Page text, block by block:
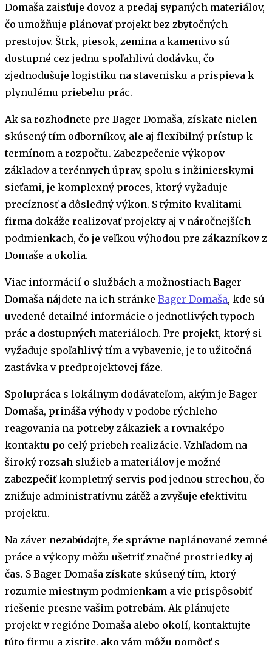
Domaša zaisťuje dovoz a predaj sypaných materiálov,
čo umožňuje plánovať projekt bez zbytočných
prestojov. Štrk, piesok, zemina a kamenivo sú
dostupné cez jednu spoľahlivú dodávku, čo
zjednodušuje logistiku na stavenisku a prispieva k
plynulému priebehu prác.
Ak sa rozhodnete pre Bager Domaša, získate nielen
skúsený tím odborníkov, ale aj flexibilný prístup k
termínom a rozpočtu. Zabezpečenie výkopov
základov a terénnych úprav, spolu s inžinierskymi
sieťami, je komplexný proces, ktorý vyžaduje
precíznosť a dôsledný výkon. S týmito kvalitami
firma dokáže realizovať projekty aj v náročnejších
podmienkach, čo je veľkou výhodou pre zákazníkov z
Domaše a okolia.
Viac informácií o službách a možnostiach Bager
Domaša nájdete na ich stránke Bager Domaša, kde sú
uvedené detailné informácie o jednotlivých typoch
prác a dostupných materiáloch. Pre projekt, ktorý si
vyžaduje spoľahlivý tím a vybavenie, je to užitočná
zastávka v predprojektovej fáze.
Spolupráca s lokálnym dodávateľom, akým je Bager
Domaša, prináša výhody v podobe rýchleho
reagovania na potreby zákaziek a rovnaképo
kontaktu po celý priebeh realizácie. Vzhľadom na
široký rozsah služieb a materiálov je možné
zabezpečiť kompletný servis pod jednou strechou, čo
znižuje administratívnu zátěž a zvyšuje efektivitu
projektu.
Na záver nezabúdajte, že správne naplánované zemné
práce a výkopy môžu ušetriť značné prostriedky aj
čas. S Bager Domaša získate skúsený tím, ktorý
rozumie miestnym podmienkam a vie prispôsobiť
riešenie presne vašim potrebám. Ak plánujete
projekt v regióne Domaša alebo okolí, kontaktujte
túto firmu a zistite, ako vám môžu pomôcť s